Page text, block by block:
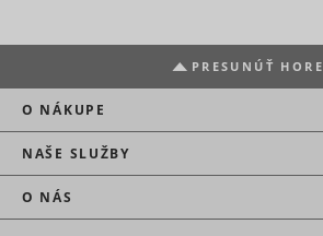
PRESUNÚŤ HORE
O NÁKUPE
NAŠE SLUŽBY
O NÁS